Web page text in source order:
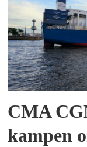
CMA
kampen